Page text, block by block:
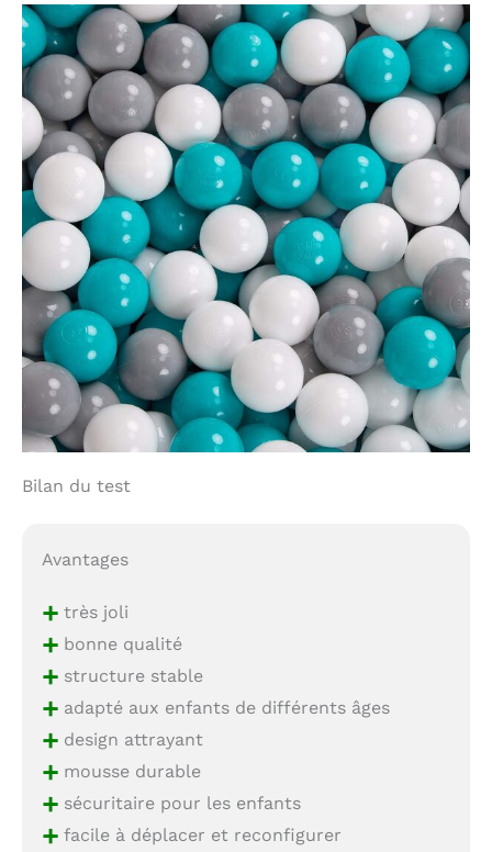
Bilan du test
Avantages
+très joli
+bonne qualité
+structure stable
+adapté aux enfants de différents âges
+design attrayant
+mousse durable
+sécuritaire pour les enfants
+facile à déplacer et reconfigurer